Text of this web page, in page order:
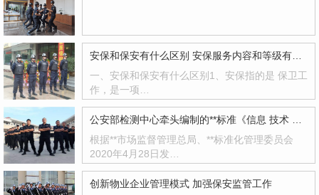
一、安保和保安有什么区别1、安保指的是 保卫工
作，是一项…
根据**市场监督管理总局、**标准化管理委员会
2020年4月28日发…
创新物业企业管理模式 加强保安监管工作